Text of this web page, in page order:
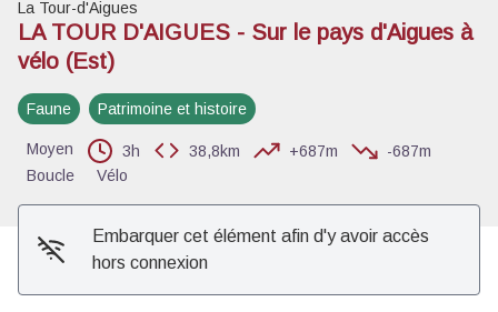
La Tour-d'Aigues
LA TOUR D'AIGUES - Sur le pays d'Aigues à
vélo (Est)
Faune Patrimoine et histoire
Moyen 3h 38,8km +687m
-687m
Boucle
Vélo
Embarquer cet élément afin d'y avoir accès
hors connexion